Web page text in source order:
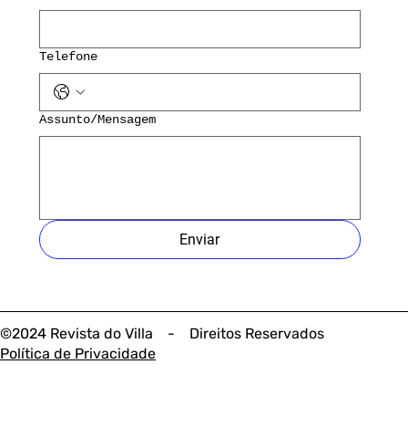
©2024 Revista do Villa - Direitos Reservados
Política de Privacidade
Telefone
Assunto/Mensagem
Enviar